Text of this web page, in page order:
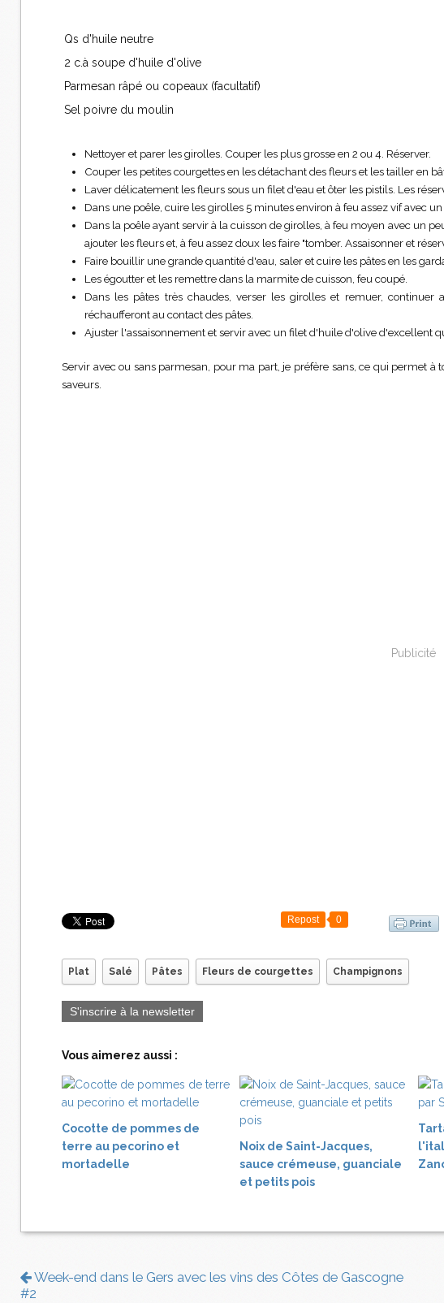
Qs d'huile neutre
2 c.à soupe d'huile d'olive
Parmesan râpé ou copeaux (facultatif)
Sel poivre du moulin
Nettoyer et parer les girolles. Couper les plus grosse en 2 ou 4. Réserver.
Couper les petites courgettes en les détachant des fleurs et les tailler en
Laver délicatement les fleurs sous un filet d'eau et ôter les pistils. Les
Dans une poêle, cuire les girolles 5 minutes environ à feu assez vif avec
Dans la poêle ayant servir à la cuisson de girolles, à feu moyen avec un
ajouter les fleurs et, à feu assez doux les faire "tomber. Assaisonner et
Faire bouillir une grande quantité d'eau, saler et cuire les pâtes en les
Les égoutter et les remettre dans la marmite de cuisson, feu coupé.
Dans les pâtes très chaudes, verser les girolles et remuer,
réchaufferont au contact des pâtes.
Ajuster l'assaisonnement et servir avec un filet d'huile d'olive d'excellent
Servir avec ou sans parmesan, pour ma part, je préfère sans, ce qui permet
saveurs.
Publicité
Repost 0
Plat Salé Pâtes Fleurs de courgettes Champignons
S'inscrire à la newsletter
Vous aimerez aussi :
Cocotte de pommes de
terre au pecorino et
mortadelle
Noix de Saint-Jacques,
sauce crémeuse, guanciale
et petits pois
Week-end dans le Gers avec les vins des Côtes de Gascogne
#2